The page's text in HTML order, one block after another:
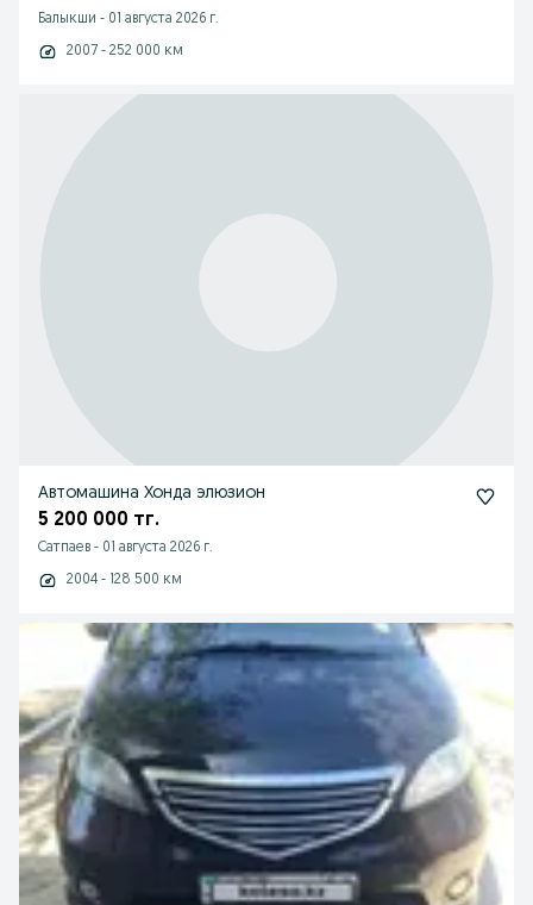
Балыкши - 01 августа 2026 г.
2007 - 252 000 км
Автомашина Хонда элюзион
5 200 000 тг.
Сатпаев - 01 августа 2026 г.
2004 - 128 500 км